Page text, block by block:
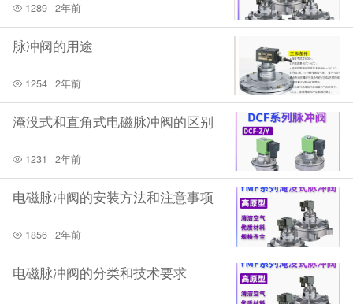
1289 2年前
脉冲阀的用途
1254 2年前
淹没式和直角式电磁脉冲阀的区别
1231 2年前
电磁脉冲阀的安装方法和注意事项
1856 2年前
电磁脉冲阀的分类和技术要求